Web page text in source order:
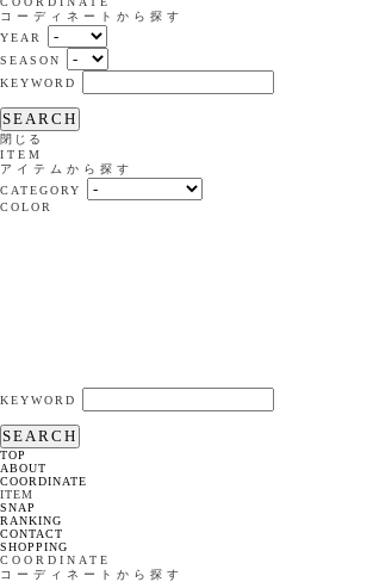
コーディネートから探す
YEAR
SEASON
KEYWORD
SEARCH
閉じる
ITEM
アイテムから探す
CATEGORY
COLOR
KEYWORD
SEARCH
TOP
ABOUT
COORDINATE
ITEM
SNAP
RANKING
CONTACT
SHOPPING
COORDINATE
コーディネートから探す